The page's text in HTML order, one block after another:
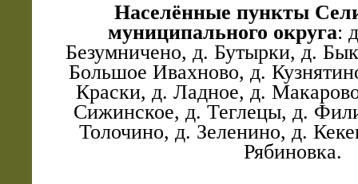
Населённые пункты
муниципального округа:
Безумничено, д. Бутырки, д.
Большое Ивахново, д.
Краски, д. Ладное, д.
Сижинское, д. Теглецы, д.
Толочино, д. Зеленино, д.
Рябиновка.